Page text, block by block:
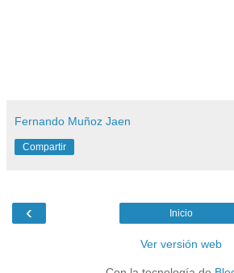
Fernando Muñoz Jaen
Compartir
‹ Inicio
Ver versión web